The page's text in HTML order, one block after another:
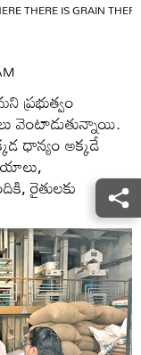
THERE IS GRAIN
ప్రభుత్వం
వెంటాడుతున్నాయి.
ధాన్యం అక్కడే
రైతులకు